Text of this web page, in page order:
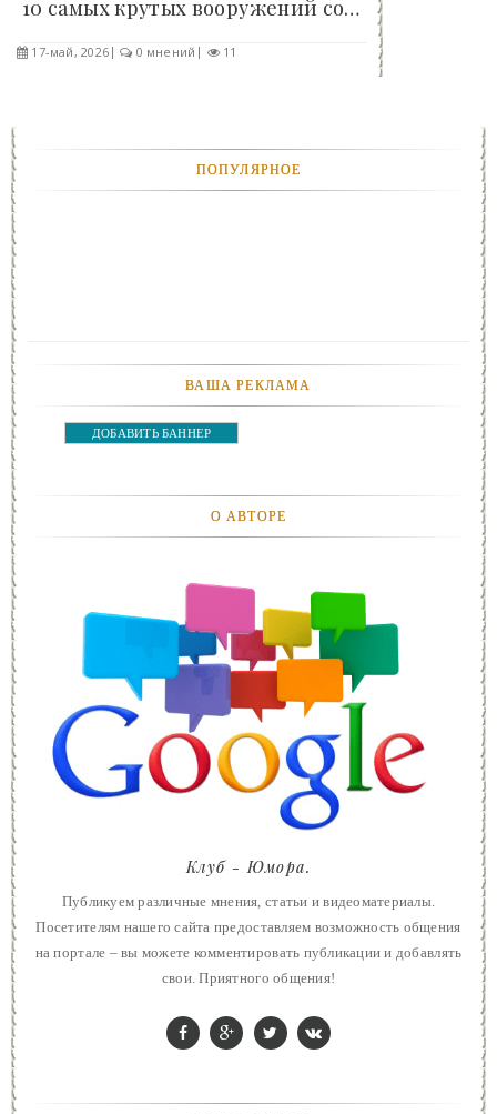
10 самых крутых вооружений современного Китая:..
17-май, 2026 0 мнений 11
ПОПУЛЯРНОЕ
ВАША РЕКЛАМА
ДОБАВИТЬ БАННЕР
О АВТОРЕ
Клуб - Юмора.
Публикуем различные мнения, статьи и видеоматериалы.
Посетителям нашего сайта предоставляем возможность общения
на портале – вы можете комментировать публикации и добавлять
свои. Приятного общения!